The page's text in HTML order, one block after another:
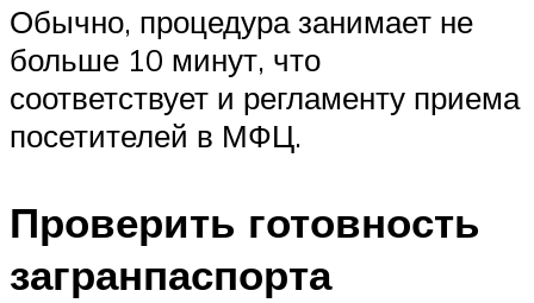
Обычно, процедура занимает не
больше 10 минут, что
соответствует и регламенту приема
посетителей в МФЦ.
Проверить готовность
загранпаспорта